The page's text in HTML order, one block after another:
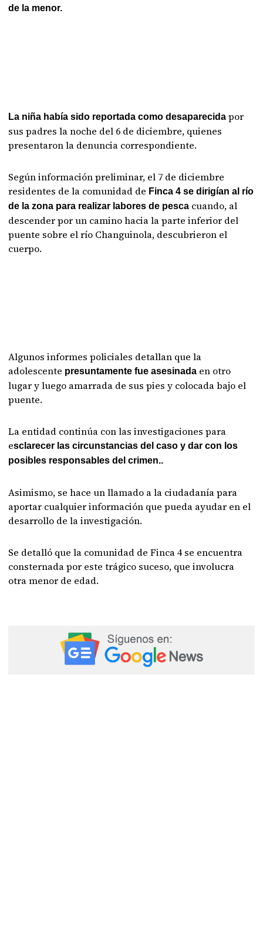
de la menor.
La niña había sido reportada como desaparecida por
sus padres la noche del 6 de diciembre, quienes
presentaron la denuncia correspondiente.
Según información preliminar, el 7 de diciembre
residentes de la comunidad de Finca 4 se dirigían al río
de la zona para realizar labores de pesca cuando, al
descender por un camino hacia la parte inferior del
puente sobre el río Changuinola, descubrieron el
cuerpo.
Algunos informes policiales detallan que la
adolescente presuntamente fue asesinada en otro
lugar y luego amarrada de sus pies y colocada bajo el
puente.
La entidad continúa con las investigaciones para
esclarecer las circunstancias del caso y dar con los
posibles responsables del crimen..
Asimismo, se hace un llamado a la ciudadanía para
aportar cualquier información que pueda ayudar en el
desarrollo de la investigación.
Se detalló que la comunidad de Finca 4 se encuentra
consternada por este trágico suceso, que involucra
otra menor de edad.